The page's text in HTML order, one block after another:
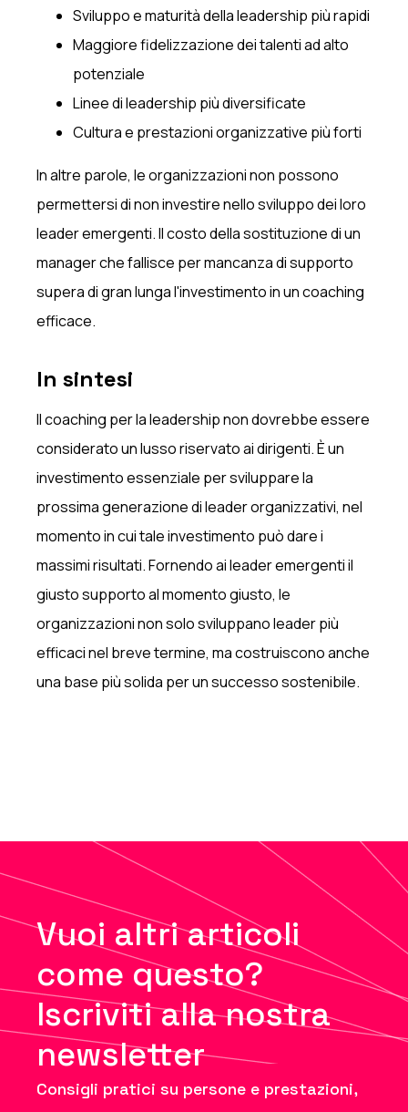
Sviluppo e maturità della leadership più rapidi
Maggiore fidelizzazione dei talenti ad alto
potenziale
Linee di leadership più diversificate
Cultura e prestazioni organizzative più forti
In altre parole, le organizzazioni non possono
permettersi di non investire nello sviluppo dei loro
leader emergenti. Il costo della sostituzione di un
manager che fallisce per mancanza di supporto
supera di gran lunga l'investimento in un coaching
efficace.
In sintesi
Il coaching per la leadership non dovrebbe essere
considerato un lusso riservato ai dirigenti. È un
investimento essenziale per sviluppare la
prossima generazione di leader organizzativi, nel
momento in cui tale investimento può dare i
massimi risultati. Fornendo ai leader emergenti il
giusto supporto al momento giusto, le
organizzazioni non solo sviluppano leader più
efficaci nel breve termine, ma costruiscono anche
una base più solida per un successo sostenibile.
Vuoi altri articoli
come questo?
Iscriviti alla nostra
newsletter
Consigli pratici su persone e prestazioni,